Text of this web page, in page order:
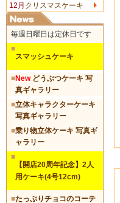
12月 クリスマスケーキ
毎週日曜日は定休日です
■
スマッシュケーキ
■Newどうぶつケーキ 写
真ギャラリー
■立体キャラクターケーキ
写真ギャラリー
■乗り物立体ケーキ 写真ギ
ャラリー
■
【開店20周年記念】2人
用ケーキ(4号12cm)
■たっぷりチョコのコーテ